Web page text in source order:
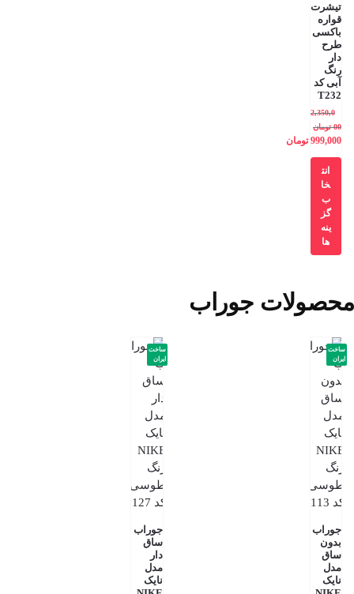
تیشرت
قواره
باکسی
طرح
دار
رنگ
آبی کد
T232
2,350,0
00 تومان
999,000 تومان
انت
خا
ب
گز
ینه
ها
محصولات جوراب
جوراب
بدون
ساق
مدل
نایک
ساخت
ایران
جوراب
ساق
دار
مدل
نایک
ساخت
ایران